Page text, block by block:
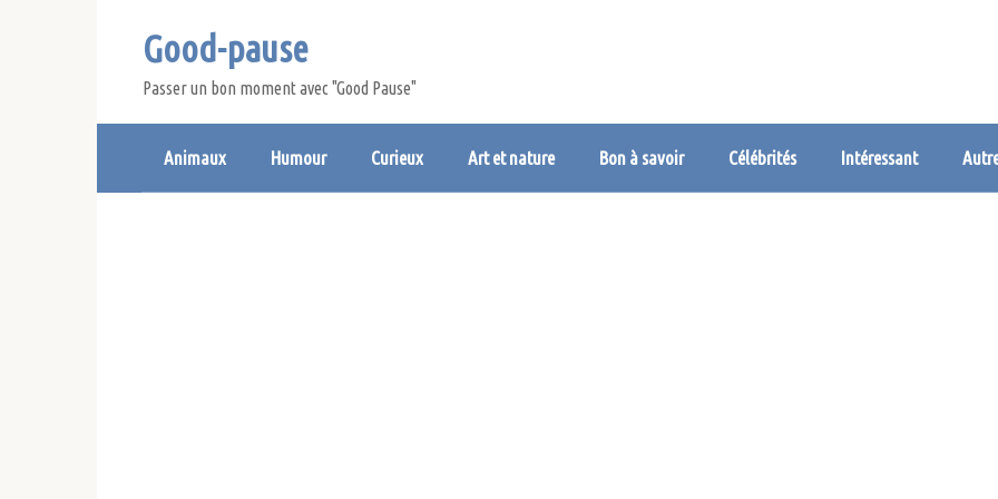
Good-pause
Passer un bon moment avec "Good Pause"
Animaux Humour Curieux Art et nature Bon à savoir Célébrités Intéressant